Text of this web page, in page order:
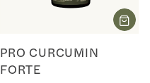
PRO CURCUMIN
FORTE